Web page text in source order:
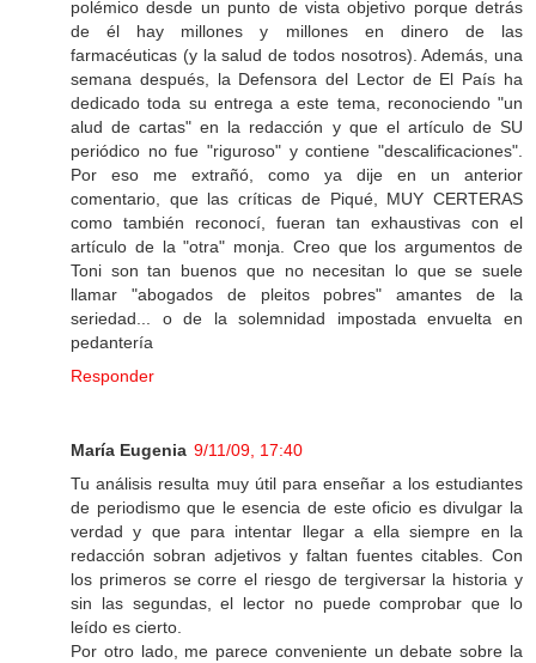
polémico desde un punto de vista objetivo porque detrás
de él hay millones y millones en dinero de las
farmacéuticas (y la salud de todos nosotros). Además, una
semana después, la Defensora del Lector de El País ha
dedicado toda su entrega a este tema, reconociendo "un
alud de cartas" en la redacción y que el artículo de SU
periódico no fue "riguroso" y contiene "descalificaciones".
Por eso me extrañó, como ya dije en un anterior
comentario, que las críticas de Piqué, MUY CERTERAS
como también reconocí, fueran tan exhaustivas con el
artículo de la "otra" monja. Creo que los argumentos de
Toni son tan buenos que no necesitan lo que se suele
llamar "abogados de pleitos pobres" amantes de la
seriedad... o de la solemnidad impostada envuelta en
pedantería
Responder
María Eugenia 9/11/09, 17:40
Tu análisis resulta muy útil para enseñar a los estudiantes
de periodismo que le esencia de este oficio es divulgar la
verdad y que para intentar llegar a ella siempre en la
redacción sobran adjetivos y faltan fuentes citables. Con
los primeros se corre el riesgo de tergiversar la historia y
sin las segundas, el lector no puede comprobar que lo
leído es cierto.
Por otro lado, me parece conveniente un debate sobre la